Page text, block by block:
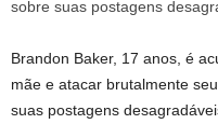
Brandon Baker, 17 anos, é
mãe e atacar brutalmente
suas postagens